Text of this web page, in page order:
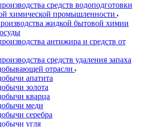
средств водоподготовки
химической промышленности
жидкой бытовой химии
антижира и средств от
средств удаления запаха
отрасли
апатита
золота
кварца
меди
серебра
угля